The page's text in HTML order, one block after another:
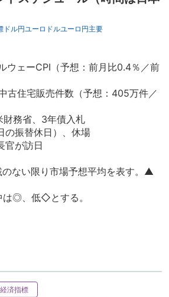
ドル円ユーロドルユーロ円主要
ーCPI（予想：前月比0.4％／前
宅販売件数（予想：405万件／
省、3年債入札
振替休日）、休場
官が訪日
ない限り市場予想平均を表す。▲
◎、低◇とする。